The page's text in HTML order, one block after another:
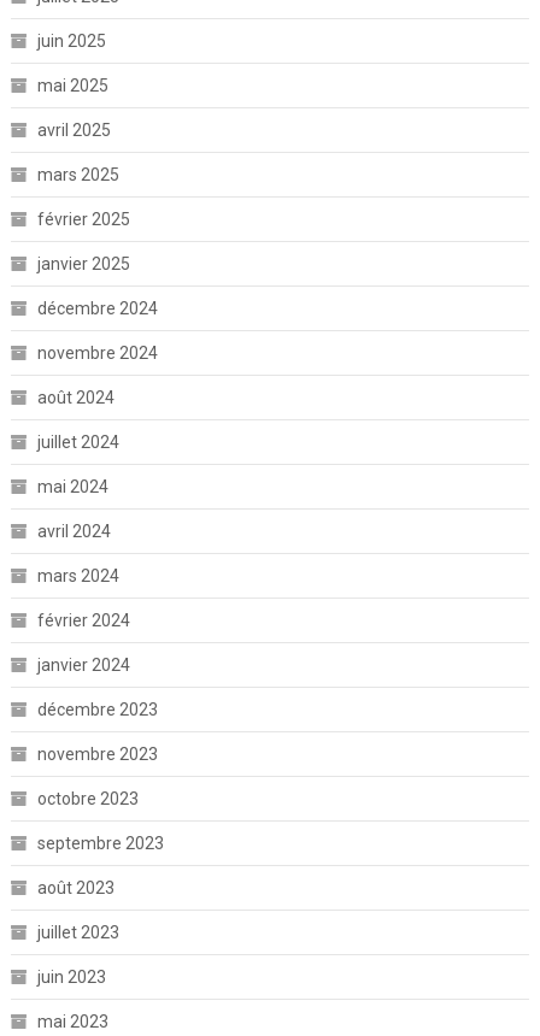
juin 2025
mai 2025
avril 2025
mars 2025
février 2025
janvier 2025
décembre 2024
novembre 2024
août 2024
juillet 2024
mai 2024
avril 2024
mars 2024
février 2024
janvier 2024
décembre 2023
novembre 2023
octobre 2023
septembre 2023
août 2023
juillet 2023
juin 2023
mai 2023